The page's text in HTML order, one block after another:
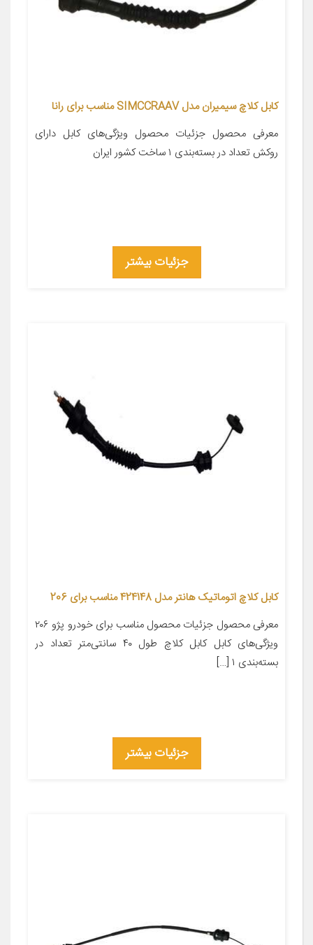
کابل کلاچ سیمیران مدل SIMCCRAAV مناسب برای رانا
معرفی محصول جزئیات محصول ویژگی‌های کابل دارای
روکش تعداد در بسته‌بندی ۱ ساخت کشور ایران
جزئیات بیشتر
کابل کلاچ اتوماتیک هانتر مدل 424148 مناسب برای 206
معرفی محصول جزئیات محصول مناسب برای خودرو پژو ۲۰۶
ویژگی‌های کابل کابل کلاچ طول ۴۰ سانتی‌متر تعداد در
بسته‌بندی ۱ […]
جزئیات بیشتر